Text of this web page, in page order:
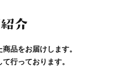
品をお届けします。
行っております。